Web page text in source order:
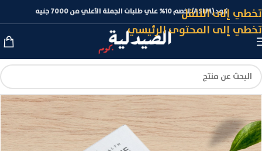
تخطي إلى التنقل
تخطي إلى المحتوى الرئيسي
كود (ASLM) لخصم 10% علي طلبات الجملة الأعلي من 7000 جنيه